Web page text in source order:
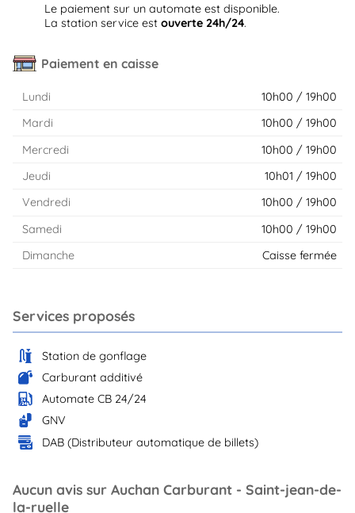
Le paiement sur un automate est disponible.
La station service est ouverte 24h/24.
Paiement en caisse
Lundi
10h00 / 19h00
Mardi
10h00 / 19h00
Mercredi
10h00 / 19h00
Jeudi
10h01 / 19h00
Vendredi
10h00 / 19h00
Samedi
10h00 / 19h00
Dimanche
Caisse fermée
Services proposés
Station de gonflage
Carburant additivé
Automate CB 24/24
GNV
DAB (Distributeur automatique de billets)
Aucun avis sur Auchan Carburant - Saint-jean-de-
la-ruelle